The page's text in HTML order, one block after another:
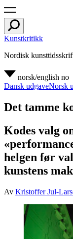
Kunstkritikk
Nordisk
norsk/english no
Dansk udgaveNorsk
Det tamme
Kodes valg
helgen før
kunstens
Av Kristoffer Jul-